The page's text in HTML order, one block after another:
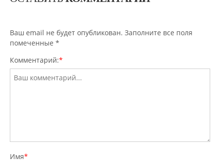
Ваш email не будет опубликован. Заполните все поля
помеченные *
Комментарий:*
Имя*